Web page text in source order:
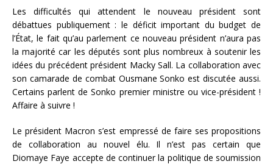
Les difficultés qui attendent le nouveau président sont
débattues publiquement : le déficit important du budget de
l’État, le fait qu’au parlement ce nouveau président n’aura pas
la majorité car les députés sont plus nombreux à soutenir les
idées du précédent président Macky Sall. La collaboration avec
son camarade de combat Ousmane Sonko est discutée aussi.
Certains parlent de Sonko premier ministre ou vice-président !
Affaire à suivre !
Le président Macron s’est empressé de faire ses propositions
de collaboration au nouvel élu. Il n’est pas certain que
Diomaye Faye accepte de continuer la politique de soumission